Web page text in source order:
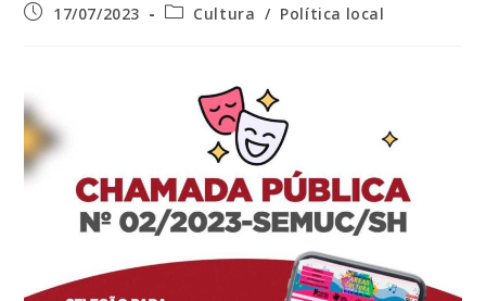
Post17/07/2023
Categoria
Cultura / Política local